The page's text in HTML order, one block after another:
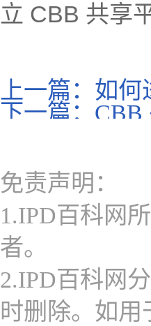
立 CBB 共享
上一篇： 如何
下一篇： CBB
免责声明：
1.IPD百科网
者。
2.IPD百科网
时删除。如